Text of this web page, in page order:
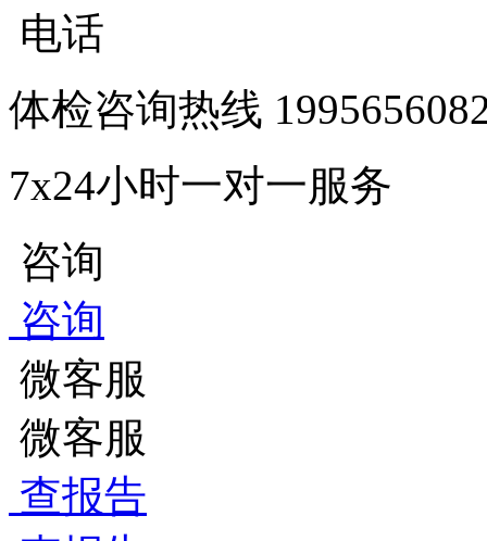
电话
体检咨询热线
7x24小时一对一服务
咨询
咨询
微客服
微客服
查报告